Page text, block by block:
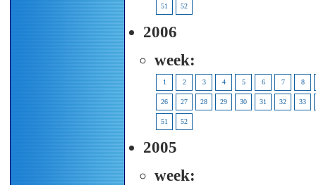
51 52
2006
week:
1 2 3 4 5 6 7 8
26 27 28 29 30 31 32 33
51 52
2005
week: